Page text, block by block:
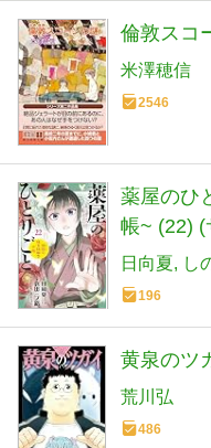
倫敦スコ
米澤穂信
2546
薬屋のひ
帳~ (22) (
日向夏 し
196
黄泉のツ
荒川弘
486